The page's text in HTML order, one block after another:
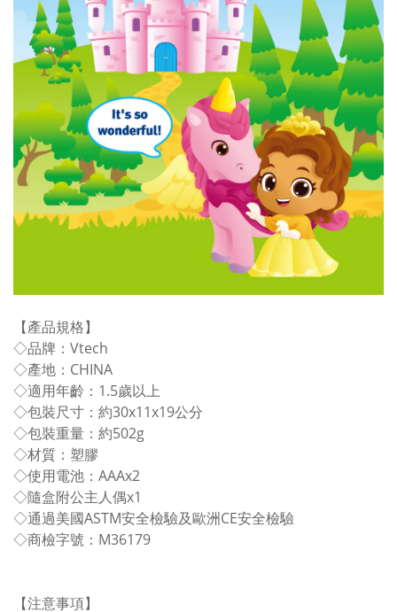
【產品規格】
◇品牌：Vtech
◇產地：CHINA
◇適用年齡：1.5歲以上
◇包裝尺寸：約30x11x19公分
◇包裝重量：約502g
◇材質：塑膠
◇使用電池：AAAx2
◇隨盒附公主人偶x1
◇通過美國ASTM安全檢驗及歐洲CE安全檢驗
◇商檢字號：M36179
【注意事項】